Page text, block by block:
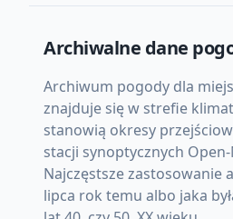
Archiwalne dane
Archiwum pogody dla
znajduje się w strefie
stanowią okresy
stacji synoptycznych
Najczęstsze
lipca rok temu albo jaka